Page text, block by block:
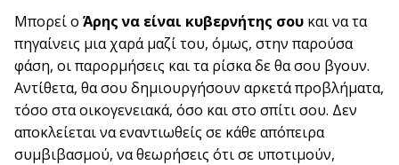
Μπορεί ο Άρης να είναι κυβερνήτης σου και να τα
πηγαίνεις μια χαρά μαζί του, όμως, στην παρούσα
φάση, οι παρορμήσεις και τα ρίσκα δε θα σου βγουν.
Αντίθετα, θα σου δημιουργήσουν αρκετά προβλήματα,
τόσο στα οικογενειακά, όσο και στο σπίτι σου. Δεν
αποκλείεται να εναντιωθείς σε κάθε απόπειρα
συμβιβασμού, να θεωρήσεις ότι σε υποτιμούν,